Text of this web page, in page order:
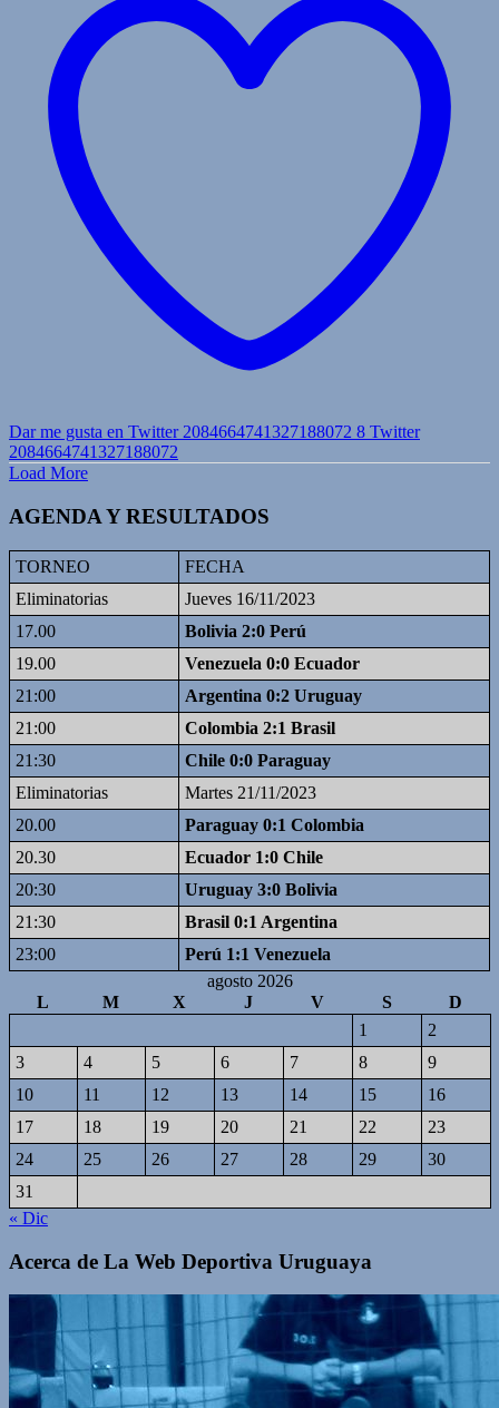
Dar me gusta en Twitter 2084664741327188072 8 Twitter
2084664741327188072
Load More
AGENDA Y RESULTADOS
TORNEO
FECHA
Eliminatorias
Jueves 16/11/2023
17.00
Bolivia 2:0 Perú
19.00
Venezuela 0:0 Ecuador
21:00
Argentina 0:2 Uruguay
21:00
Colombia 2:1 Brasil
21:30
Chile 0:0 Paraguay
Eliminatorias
Martes 21/11/2023
20.00
Paraguay 0:1 Colombia
20.30
Ecuador 1:0 Chile
20:30
Uruguay 3:0 Bolivia
21:30
Brasil 0:1 Argentina
23:00
Perú 1:1 Venezuela
agosto 2026
L
M X J V S
D
1
2
3
4 5 6 7 8
9
10
11 12 13 14 15
16
17
18 19 20 21 22
23
24
25 26 27 28 29
30
31
« Dic
Acerca de La Web Deportiva Uruguaya